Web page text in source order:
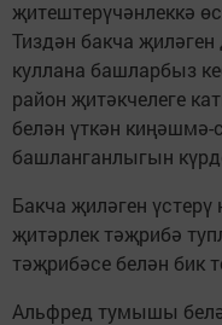
җитештерүчәнлеккә
Тиздән бакча җиләген
куллана башларбыз
район җитәкчелеге
белән үткән
башланганлыгын
Бакча җиләген
җитәрлек тәҗрибә
тәҗрибәсе белән бик
Альфред тумышы